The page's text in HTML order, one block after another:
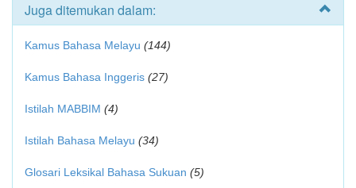
Juga ditemukan dalam:
Kamus Bahasa Melayu (144)
Kamus Bahasa Inggeris (27)
Istilah MABBIM (4)
Istilah Bahasa Melayu (34)
Glosari Leksikal Bahasa Sukuan (5)